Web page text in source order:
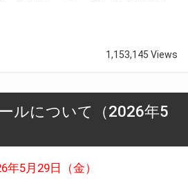
1,153,145 Views
ルについて（2026年5
年5月29日（金）